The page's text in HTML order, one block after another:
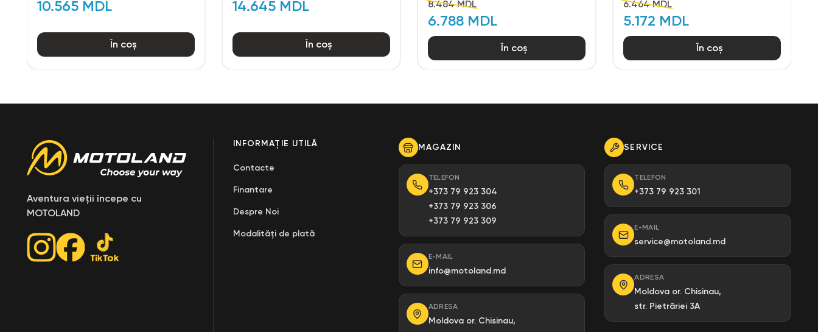
10.565 MDL
În coș
14.645 MDL
În coș
8.484 MDL
6.788 MDL
În coș
6.464 MDL
5.172 MDL
În coș
Aventura vieții începe cu
MOTOLAND
INFORMAȚIE UTILĂ
Contacte
Finantare
Despre Noi
Modalități de plată
MAGAZIN
TELEFON
+373 79 923 304
+373 79 923 306
+373 79 923 309
E-MAIL
info@motoland.md
ADRESA
Moldova or. Chisinau,
SERVICE
TELEFON
+373 79 923 301
E-MAIL
service@motoland.md
ADRESA
Moldova or. Chisinau,
str. Pietrăriei 3A